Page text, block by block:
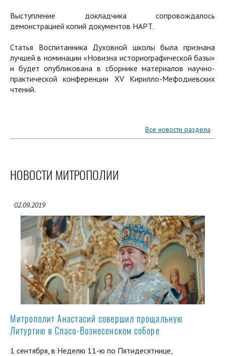
Выступление докладчика сопровождалось
демонстрацией копий документов НАРТ.
Статья Воспитанника Духовной школы была признана
лучшей в номинации «Новизна историографической базы»
и будет опубликована в сборнике материалов научно-
практической конференции XV Кирилло-Мефодиевских
чтений.
Все новости раздела
НОВОСТИ МИТРОПОЛИИ
02.09.2019
Митрополит Анастасий совершил прощальную
Литургию в Спасо-Вознесенском соборе
1 сентября, в Неделю 11-ю по Пятидесятнице,